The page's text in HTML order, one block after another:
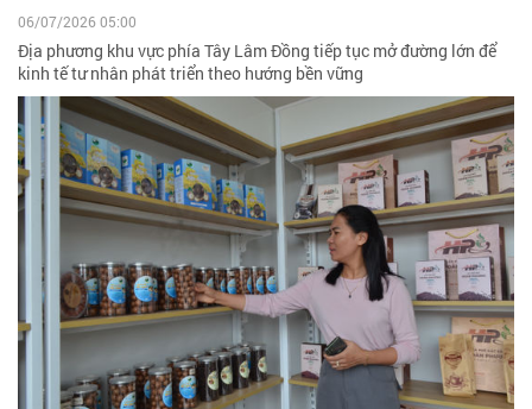
06/07/2026 05:00
Địa phương khu vực phía Tây Lâm Đồng tiếp tục mở đường lớn để
kinh tế tư nhân phát triển theo hướng bền vững